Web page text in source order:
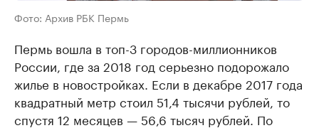
Фото: Архив РБК Пермь
Пермь вошла в топ-3 городов-миллионников
России, где за 2018 год серьезно подорожало
жилье в новостройках. Если в декабре 2017 года
квадратный метр стоил 51,4 тысячи рублей, то
спустя 12 месяцев — 56,6 тысяч рублей. По